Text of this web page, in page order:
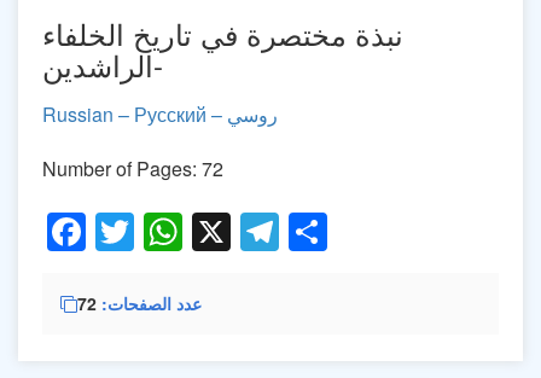
نبذة مختصرة في تاريخ الخلفاء
الراشدين-
Russian
– Русский – روسي
Number of Pages: 72
Facebook
Twitter
WhatsApp
X Telegram
عدد الصفحات 72